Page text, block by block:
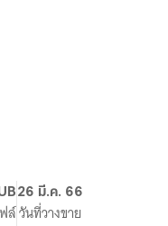
ล์
26 มี.ค. 66
วันที่วางขาย